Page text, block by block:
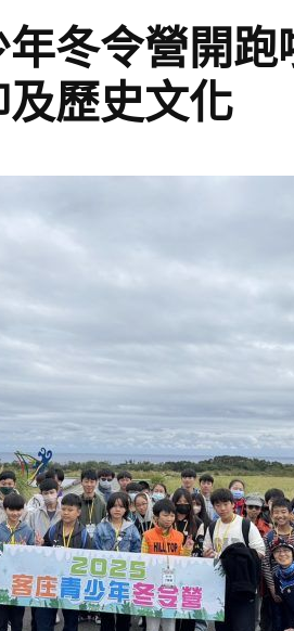
冬令營開跑
歷史文化